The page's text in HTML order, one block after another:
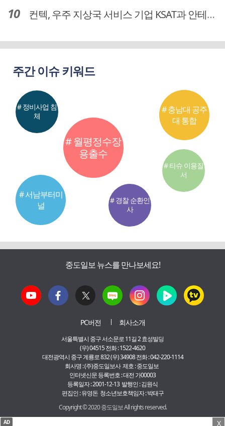
컨텍, 우주 지상국 서비스 기업 KSAT과 안테나 6기 계약 체결
주간 이슈 키워드
# 월평정수장
용출수
# 서남부터미
널
# 충남대 공주
대 통합
# 정비사업 침
체
# 경찰 순환인
사
# 타슈 이용질
서
중도일보 뉴스를 만나보세요!
PC버전 회사소개
서울특별시 중구 서소문로 11길 2 효성빌딩
(우) 04515 전화 : 1522-4620
대전광역시 중구 계룡로 832 (우) 34908 전화 : 042-220-1114
회사명 : (주)중도일보사 제호 : 중도일보
인터넷신문 등록번호 : 대전 가00003
등록일자 : 2001-12-13 발행인 : 김원식
편집인 : 유영돈 청소년보호책임자 : 박태구
Copyright © 2020 중도일보 All rights reserved.
X
AD